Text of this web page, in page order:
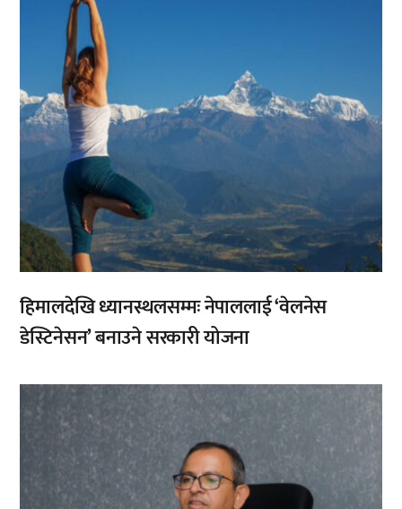
हिमालदेखि ध्यानस्थलसम्मः नेपाललाई ‘वेलनेस
डेस्टिनेसन’ बनाउने सरकारी योजना